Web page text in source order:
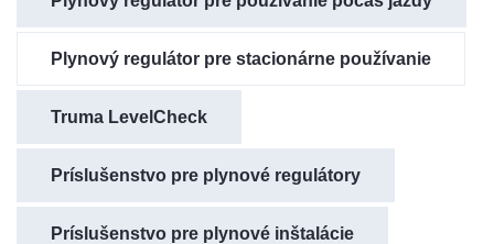
Plynový regulátor pre stacionárne používanie
Truma LevelCheck
Príslušenstvo pre plynové regulátory
Príslušenstvo pre plynové inštalácie